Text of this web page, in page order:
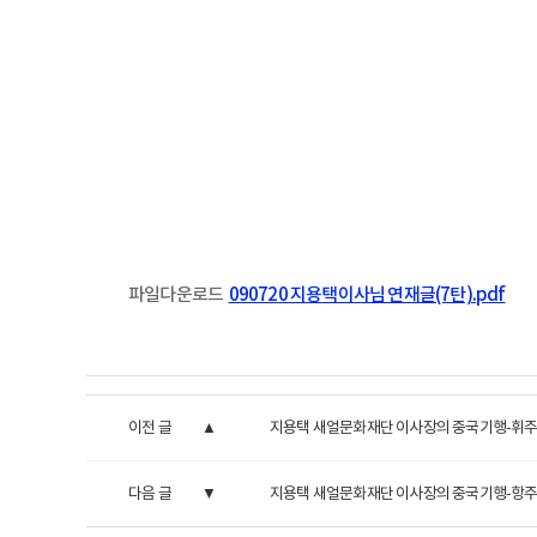
파일다운로드 090720 지용택이사님 연재글(7탄).pdf
이전 글 지용택 새얼문화재단 이사장의 중국기행-휘
다음 글 지용택 새얼문화재단 이사장의 중국기행-항